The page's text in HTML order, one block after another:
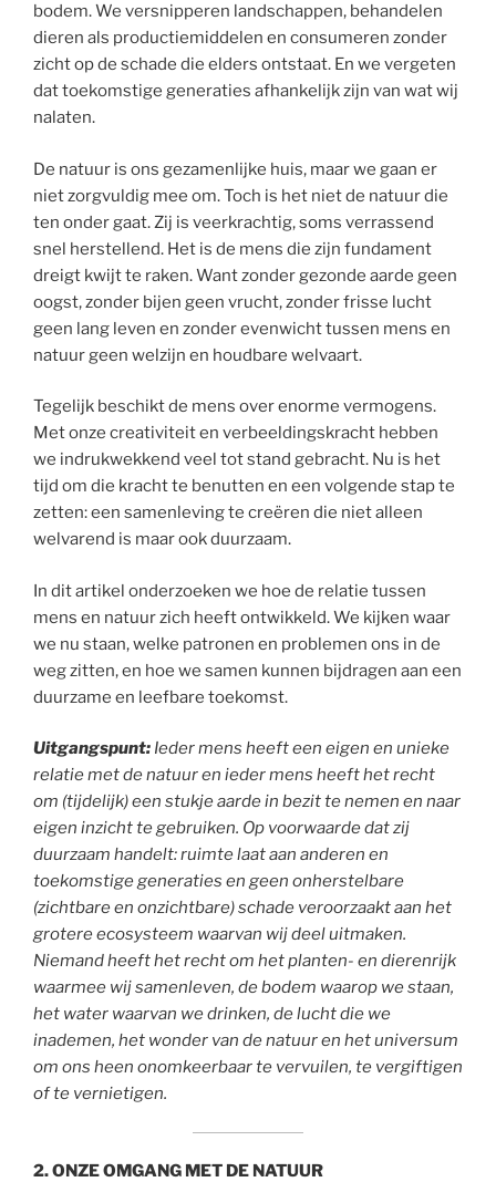
bodem. We versnipperen landschappen, behandelen
dieren als productiemiddelen en consumeren zonder
zicht op de schade die elders ontstaat. En we vergeten
dat toekomstige generaties afhankelijk zijn van wat wij
nalaten.
De natuur is ons gezamenlijke huis, maar we gaan er
niet zorgvuldig mee om. Toch is het niet de natuur die
ten onder gaat. Zij is veerkrachtig, soms verrassend
snel herstellend. Het is de mens die zijn fundament
dreigt kwijt te raken. Want zonder gezonde aarde geen
oogst, zonder bijen geen vrucht, zonder frisse lucht
geen lang leven en zonder evenwicht tussen mens en
natuur geen welzijn en houdbare welvaart.
Tegelijk beschikt de mens over enorme vermogens.
Met onze creativiteit en verbeeldingskracht hebben
we indrukwekkend veel tot stand gebracht. Nu is het
tijd om die kracht te benutten en een volgende stap te
zetten: een samenleving te creëren die niet alleen
welvarend is maar ook duurzaam.
In dit artikel onderzoeken we hoe de relatie tussen
mens en natuur zich heeft ontwikkeld. We kijken waar
we nu staan, welke patronen en problemen ons in de
weg zitten, en hoe we samen kunnen bijdragen aan een
duurzame en leefbare toekomst.
Uitgangspunt: Ieder mens heeft een eigen en unieke
relatie met de natuur en ieder mens heeft het recht
om (tijdelijk) een stukje aarde in bezit te nemen en naar
eigen inzicht te gebruiken. Op voorwaarde dat zij
duurzaam handelt: ruimte laat aan anderen en
toekomstige generaties en geen onherstelbare
(zichtbare en onzichtbare) schade veroorzaakt aan het
grotere ecosysteem waarvan wij deel uitmaken.
Niemand heeft het recht om het planten- en dierenrijk
waarmee wij samenleven, de bodem waarop we staan,
het water waarvan we drinken, de lucht die we
inademen, het wonder van de natuur en het universum
om ons heen onomkeerbaar te vervuilen, te vergiftigen
of te vernietigen.
2. ONZE OMGANG MET DE NATUUR